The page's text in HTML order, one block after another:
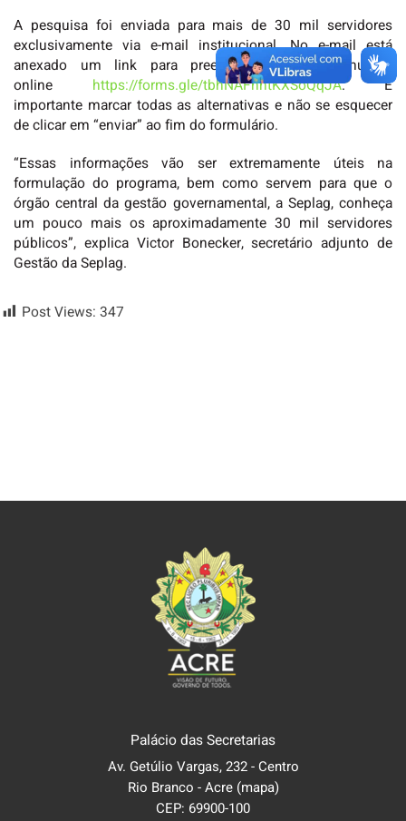
A pesquisa foi enviada para mais de 30 mil servidores
exclusivamente via e-mail institucional. No e-mail está
anexado um link para preenchimento de formulário
online https://forms.gle/tbhNAFhhtKXSoQqJA. É
importante marcar todas as alternativas e não se esquecer
de clicar em “enviar” ao fim do formulário.
“Essas informações vão ser extremamente úteis na
formulação do programa, bem como servem para que o
órgão central da gestão governamental, a Seplag, conheça
um pouco mais os aproximadamente 30 mil servidores
públicos”, explica Victor Bonecker, secretário adjunto de
Gestão da Seplag.
Post Views: 347
Palácio das Secretarias
Av. Getúlio Vargas, 232 - Centro
Rio Branco - Acre (mapa)
CEP: 69900-100